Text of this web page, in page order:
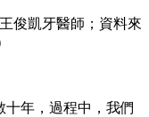
俊凱牙醫師；資料來
十年，過程中，我們